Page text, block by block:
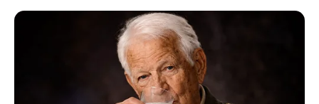
au
LE MEILLEUR PRONOSTIC
La Base du QUINTÉ au Special Tocard du PMU
Menu